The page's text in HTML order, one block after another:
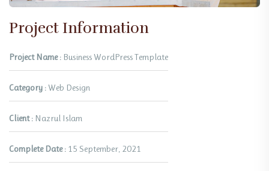
Project Information
Project Name : Business WordPress Template
Category :Web Design
Client : Nazrul Islam
Complete Date : 15 September, 2021